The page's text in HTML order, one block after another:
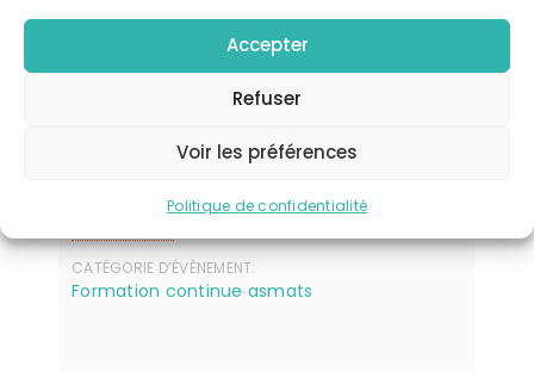
Accepter
Refuser
Voir les préférences
Politique de confidentialité
Télécharger l'événement
CATÉGORIE D’ÉVÈNEMENT:
Formation continue asmats